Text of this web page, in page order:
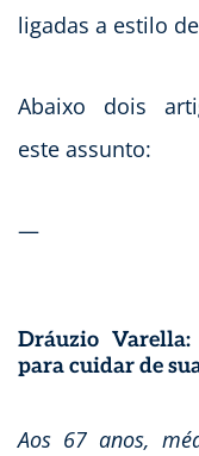
ligadas a estilo
Abaixo dois
este assunto:
—
Dráuzio
para cuidar de
Aos 67 anos,